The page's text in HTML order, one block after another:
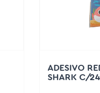
ADESIVO
SHARK C/